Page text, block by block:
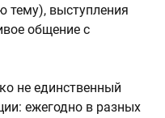
тему), выступления
общение с
не единственный
ежегодно в разных